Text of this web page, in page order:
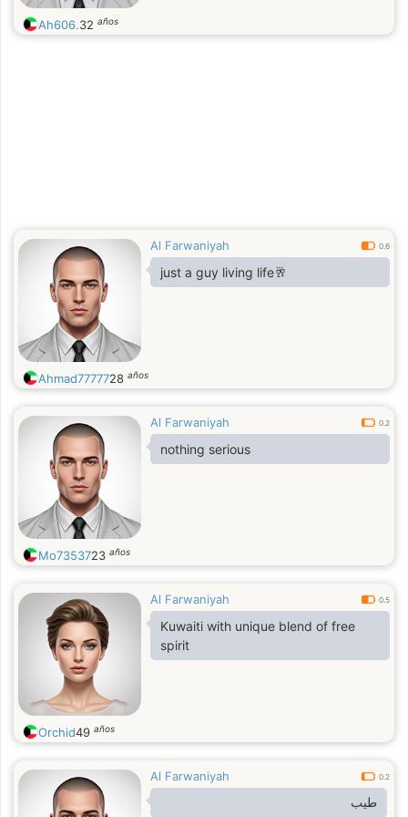
Ah606.32 años
Al Farwaniyah 0.6
just a guy living life🥂
Ahmad7777728 años
Al Farwaniyah 0.2
nothing serious
Mo7353723 años
Al Farwaniyah 0.5
Kuwaiti with unique blend of free
spirit
Orchid49 años
Al Farwaniyah 0.2
طيب